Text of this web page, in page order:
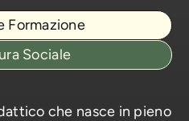
Aziende
Blog
Formazione
Sociale
che nasce in pieno